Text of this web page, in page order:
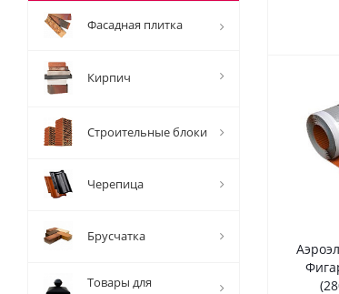
Фасадная плитка
Кирпич
Строительные блоки
Черепица
Брусчатка
Товары для